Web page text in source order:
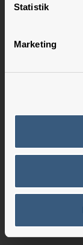
Statistik
Marketing